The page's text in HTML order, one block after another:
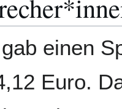
einen
Euro.